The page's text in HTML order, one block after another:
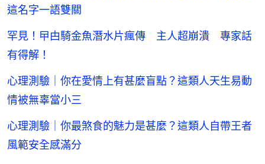
這名字一語雙關
罕見！曱甴騎金魚潛水片瘋傳 主人超崩潰 專家話
有得解！
心理測驗｜你在愛情上有甚麼盲點？這類人天生易動
情被無辜當小三
心理測驗｜你最煞食的魅力是甚麼？這類人自帶王者
風範安全感滿分